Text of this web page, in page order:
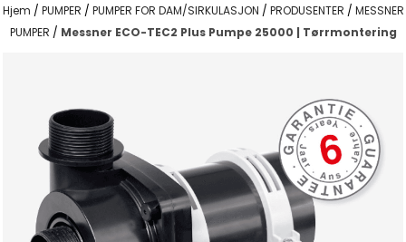
Hjem / PUMPER / PUMPER FOR DAM/SIRKULASJON / PRODUSENTER / MESSNER
PUMPER / Messner ECO-TEC2 Plus Pumpe 25000 | Tørrmontering